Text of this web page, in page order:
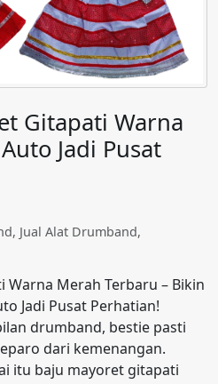
Gitapati Warna
Jadi Pusat
, Jual Alat Drumband,
Warna Merah Terbaru – Bikin
Jadi Pusat Perhatian!
drumband, bestie pasti
dari kemenangan.
itu baju mayoret gitapati